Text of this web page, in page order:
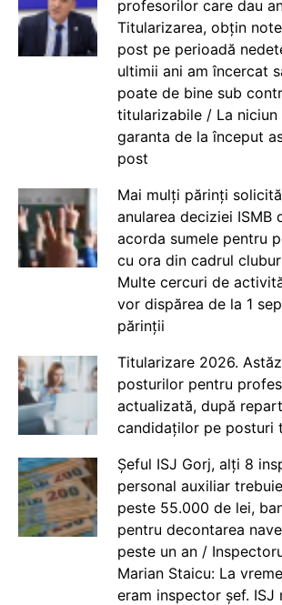
profesorilor care dau
Titularizarea, obțin
post pe perioadă
ultimii ani am încercat
poate de bine sub
titularizabile / La
garanta de la început
post
Mai mulți părinți
anularea deciziei ISMB
acorda sumele pentru
cu ora din cadrul
Multe cercuri de
vor dispărea de la 1
părinții
Titularizare 2026.
posturilor pentru
actualizată, după
candidaților pe posturi
Șeful ISJ Gorj, alți 8
personal auxiliar
peste 55.000 de lei,
pentru decontarea
peste un an /
Marian Staicu: La
eram inspector șef. ISJ